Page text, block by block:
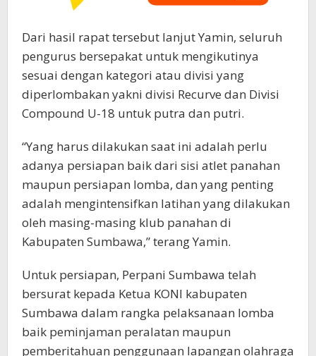
Dari hasil rapat tersebut lanjut Yamin, seluruh
pengurus bersepakat untuk mengikutinya
sesuai dengan kategori atau divisi yang
diperlombakan yakni divisi Recurve dan Divisi
Compound U-18 untuk putra dan putri.
“Yang harus dilakukan saat ini adalah perlu
adanya persiapan baik dari sisi atlet panahan
maupun persiapan lomba, dan yang penting
adalah mengintensifkan latihan yang dilakukan
oleh masing-masing klub panahan di
Kabupaten Sumbawa,” terang Yamin.
Untuk persiapan, Perpani Sumbawa telah
bersurat kepada Ketua KONI kabupaten
Sumbawa dalam rangka pelaksanaan lomba
baik peminjaman peralatan maupun
pemberitahuan penggunaan lapangan olahraga